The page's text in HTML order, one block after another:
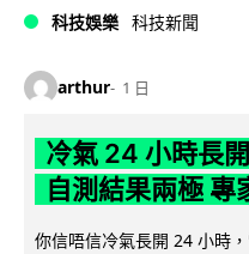
科技娛樂 科技新聞
arthur 1 日
冷氣 24 小時長
自測結果兩極 專
你信唔信冷氣長開 24 小時